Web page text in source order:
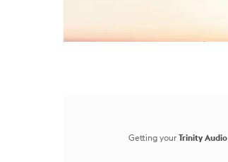
Getting your Trinity Audio